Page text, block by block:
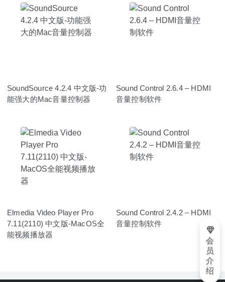
SoundSource 4.2.4 中文版-功
能强大的Mac音量控制器
Sound Control 2.6.4 – HDMI
音量控制软件
Elmedia Video Player Pro
7.11(2110) 中文版-MacOS全
能视频播放器
Sound Control 2.4.2 – HDMI
音量控制软件
会
员
介
绍